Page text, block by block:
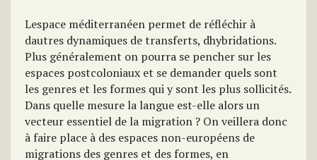
Lespace méditerranéen permet de réfléchir à
dautres dynamiques de transferts, dhybridations.
Plus généralement on pourra se pencher sur les
espaces postcoloniaux et se demander quels sont
les genres et les formes qui y sont les plus sollicités.
Dans quelle mesure la langue est-elle alors un
vecteur essentiel de la migration ? On veillera donc
à faire place à des espaces non-européens de
migrations des genres et des formes, en